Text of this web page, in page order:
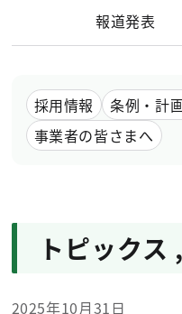
報道発表
採用情報 条例・計
事業者の皆さまへ
トピックス ,
2025年10月31日